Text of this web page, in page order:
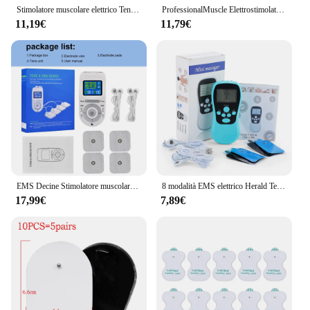
Stimolatore muscolare elettrico Tens EMS agopuntura massaggio del corpo macchina per terapia digitale elettrostimolatore massaggiatore per la cura della salute del corpo
11,19€
ProfessionalMuscle Elettrostimolatore Fisioterapia Decine Macchina Corpo Elettronico Agopuntura Penna per Massaggio Energetico
11,79€
EMS Decine Stimolatore muscolare Agopuntura a impulsi Massaggiatore dimagrante per tutto il corpo Terapia digitale Elettrostimolatore relax a bassa frequenza
17,99€
8 modalità EMS elettrico Herald Tens macchina agopuntura massaggio del corpo terapia digitale massaggiatore stimolatore muscolare elettrostimolatore
7,89€